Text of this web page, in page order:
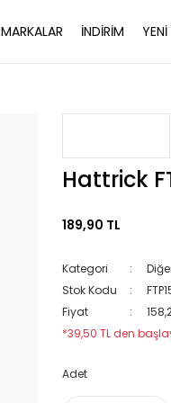
MARKALAR İNDİRİM YENİ
Hattrick
189,90 TL
Kategori
Stok Kodu
Fiyat
*39,50 TL den
Adet